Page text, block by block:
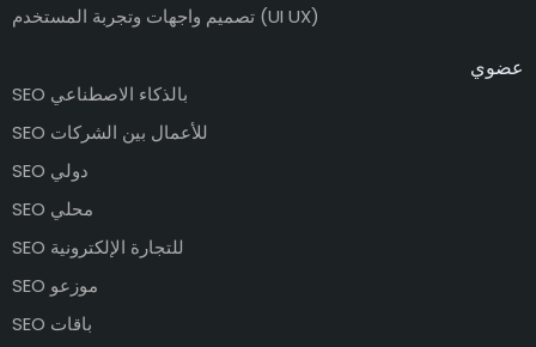
تصميم واجهات وتجربة المستخدم (UI UX)
عضوي
SEO بالذكاء الاصطناعي
SEO للأعمال بين الشركات
SEO دولي
SEO محلي
SEO للتجارة الإلكترونية
SEO موزعو
SEO باقات